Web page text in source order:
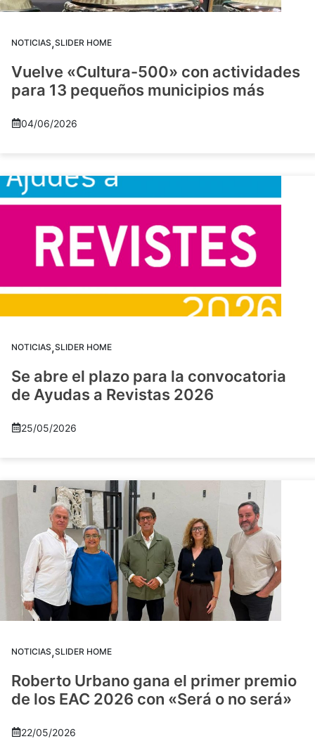
NOTICIAS,SLIDER HOME
Vuelve «Cultura-500» con actividades
para 13 pequeños municipios más
04/06/2026
NOTICIAS,SLIDER HOME
Se abre el plazo para la convocatoria
de Ayudas a Revistas 2026
25/05/2026
NOTICIAS,SLIDER HOME
Roberto Urbano gana el primer premio
de los EAC 2026 con «Será o no será»
22/05/2026